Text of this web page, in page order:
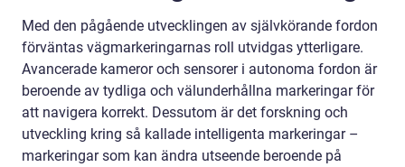
Med den pågående utvecklingen av självkörande fordon
förväntas vägmarkeringarnas roll utvidgas ytterligare.
Avancerade kameror och sensorer i autonoma fordon är
beroende av tydliga och välunderhållna markeringar för
att navigera korrekt. Dessutom är det forskning och
utveckling kring så kallade intelligenta markeringar –
markeringar som kan ändra utseende beroende på